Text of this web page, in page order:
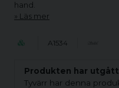
hand.
Läs mer
A1534
Produkten har utgått
Tyvärr har denna